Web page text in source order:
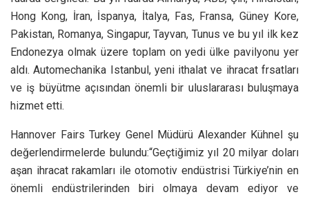
Hong Kong, İran, İspanya, İtalya, Fas, Fransa, Güney Kore,
Pakistan, Romanya, Singapur, Tayvan, Tunus ve bu yıl ilk kez
Endonezya olmak üzere toplam on yedi ülke pavilyonu yer
aldı. Automechanika Istanbul, yeni ithalat ve ihracat frsatları
ve iş büyütme açısından önemli bir uluslararası buluşmaya
hizmet etti.
Hannover Fairs Turkey Genel Müdürü Alexander Kühnel şu
değerlendirmelerde bulundu:“Geçtiğimiz yıl 20 milyar doları
aşan ihracat rakamları ile otomotiv endüstrisi Türkiye’nin en
önemli endüstrilerinden biri olmaya devam ediyor ve